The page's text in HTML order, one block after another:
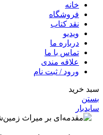
خانه
فروشگاه
نقد کتاب
ویدیو
درباره‌ ما
تماس با ما
علاقه مندی
ورود / ثبت نام
سبد خرید
بستن
سایدبار